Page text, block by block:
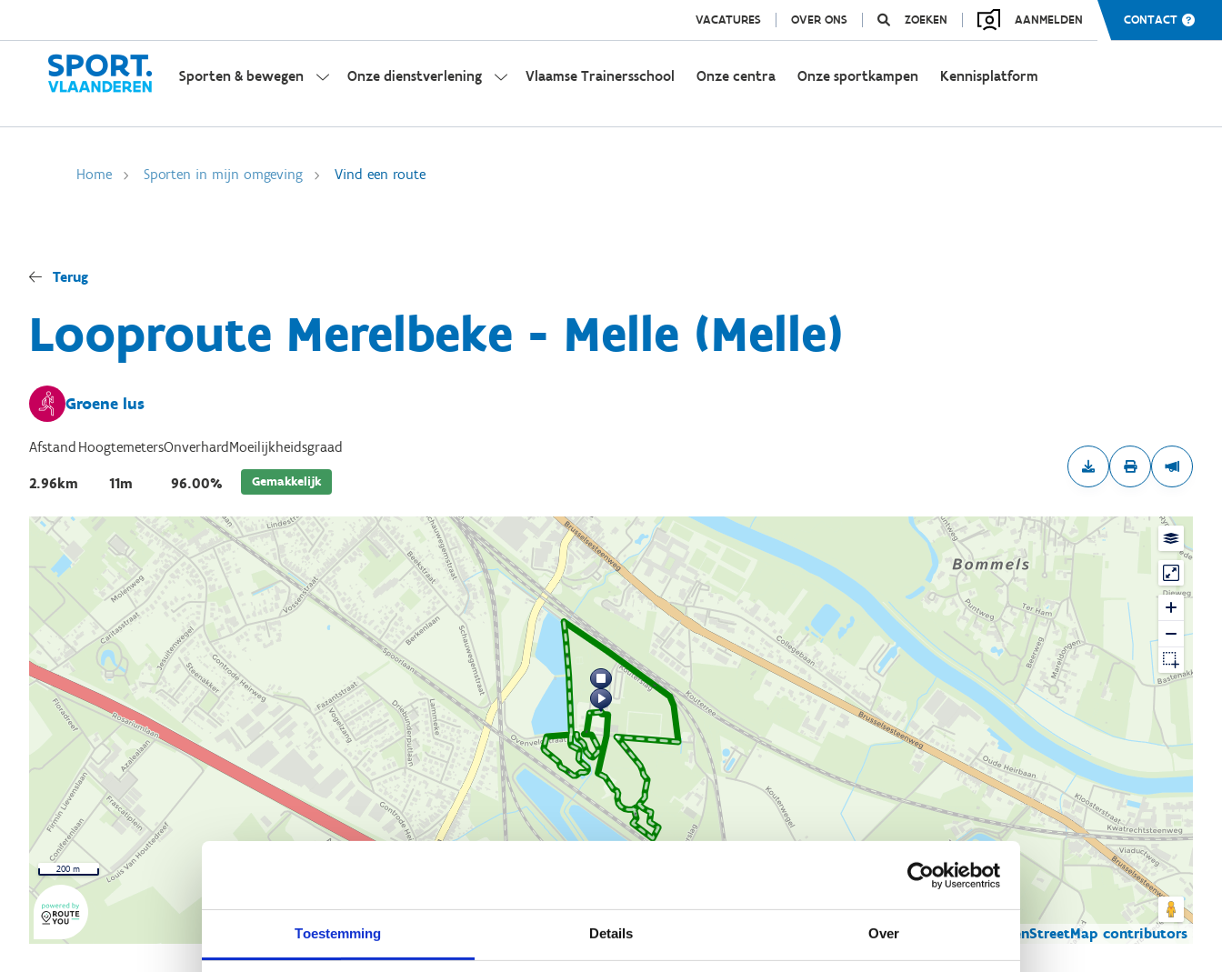
Toestemming Details Over
VACATURES OVER ONS ZOEKEN AANMELDEN CONTACT
Sporten & bewegen Onze dienstverlening Vlaamse Trainersschool Onze centra Onze sportkampen Kennisplatform
Home Sporten in mijn omgeving Vind een route
Terug
Looproute Merelbeke - Melle (Melle)
Groene lus
Afstand
2.96km
Hoogtemeters
11m
Onverhard
96.00%
Moeilijkheidsgraad
Gemakkelijk
© Thunderforest © OpenStreetMap contributors
200 m